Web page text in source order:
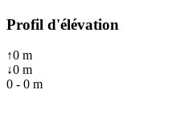
Profil d'élévation
↑0 m
↓0 m
0 - 0 m